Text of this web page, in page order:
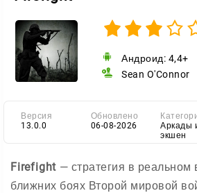
Андроид: 4,4+
Sean O'Connor
Версия
13.0.0
Обновлено
06-08-2026
Аркады
экшен
Firefight — стратегия в реальном
ближних боях Второй мировой